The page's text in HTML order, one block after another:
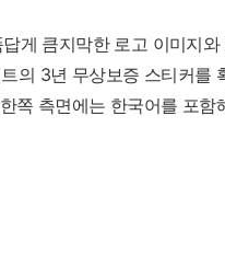
게 큼지막한 로고 이미지와
의 3년 무상보증 스티커를
쪽 측면에는 한국어를 포함